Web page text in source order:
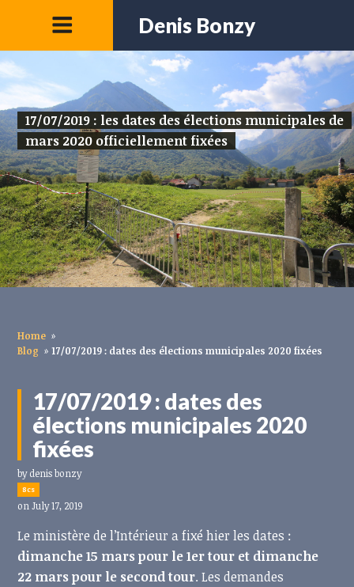
Denis Bonzy
17/07/2019 : les dates des élections municipales de
mars 2020 officiellement fixées
Home »
Blog » 17/07/2019 : dates des élections municipales 2020 fixées
17/07/2019 : dates des
élections municipales 2020
fixées
bydenis bonzy
8cs
on July 17, 2019
Le ministère de l’Intérieur a fixé hier les dates :
dimanche 15 mars pour le 1er tour et dimanche
22 mars pour le second tour. Les demandes